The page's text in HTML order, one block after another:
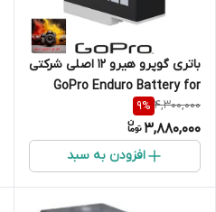
باتری گوپرو هیرو 12 اصلی شرکتی
GoPro Enduro Battery for
HERO12/11/10/9 Black
4,300,000
9%
3,880,000
افزودن به سبد